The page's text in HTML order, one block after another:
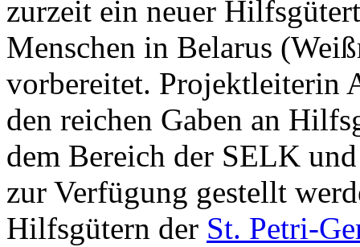
zurzeit ein neuer
Menschen in Belarus
vorbereitet. Projektleiterin
den reichen Gaben an
dem Bereich der SELK
zur Verfügung gestellt
Hilfsgütern der St. Petri-